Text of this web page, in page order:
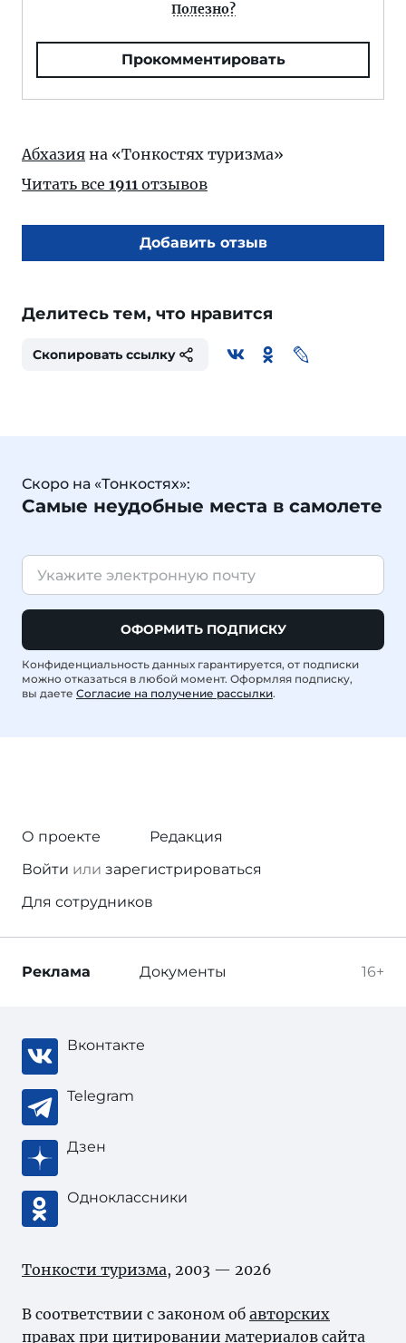
Полезно?
Прокомментировать
Абхазия на «Тонкостях туризма»
Читать все 1911 отзывов
Добавить отзыв
Делитесь тем, что нравится
Скопировать ссылку
Скоро на «Тонкостях»:
Самые неудобные места в самолете
ОФОРМИТЬ ПОДПИСКУ
Конфиденциальность данных гарантируется, от подписки
можно отказаться в любой момент. Оформляя подписку,
вы даете Согласие на получение рассылки.
О проекте
Редакция
Войти или зарегистрироваться
Для сотрудников
16+
Реклама Документы
Вконтакте
Telegram
Дзен
Одноклассники
Тонкости туризма, 2003 — 2026
В соответствии с законом об авторских
правах при цитировании материалов сайта